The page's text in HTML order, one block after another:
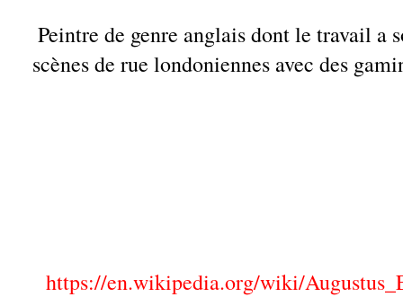
Peintre de genre anglais dont le travail a
scènes de rue londoniennes avec des
https://en.wikipedia.org/wiki/